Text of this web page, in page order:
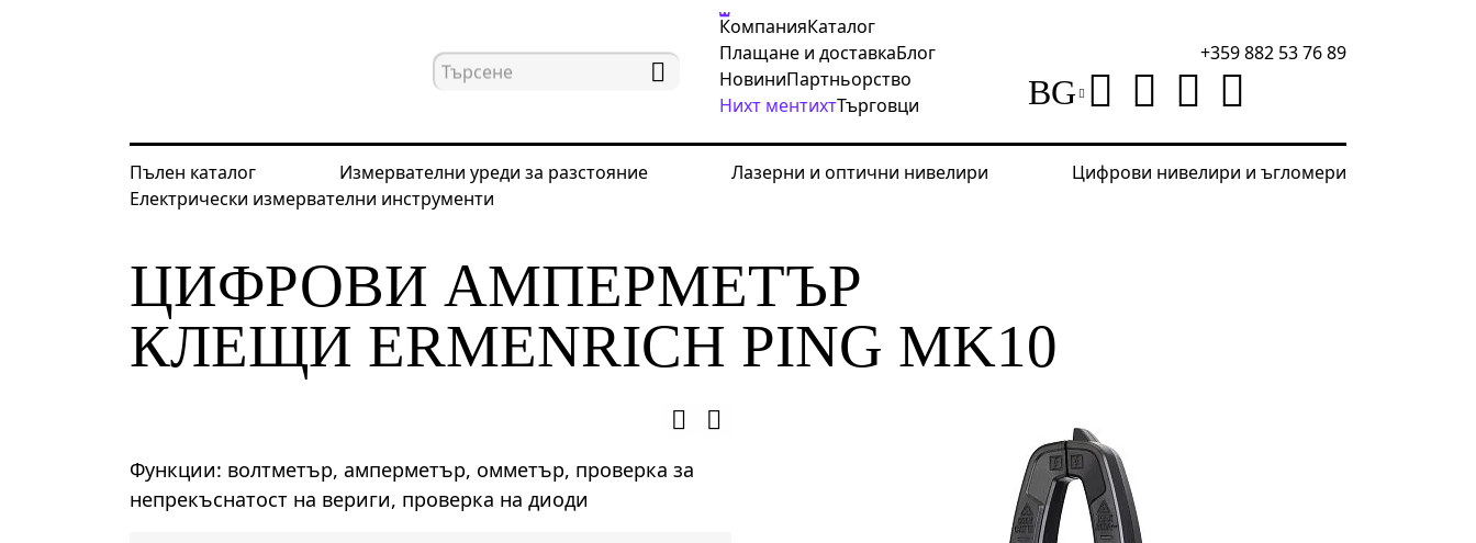
КомпанияКаталог
Плащане и доставкаБлог
НовиниПартньорство
Нихт ментихтТърговци
+359 882 53 76 89
BG
Пълен каталог Измервателни уреди за разстояние Лазерни и оптични нивелири
Цифрови нивелири и ъгломери
Електрически измервателни инструменти
Начална страница Каталог Електрически измервателни инструменти
ЦИФРОВИ АМПЕРМЕТЪР
КЛЕЩИ ERMENRICH PING MK10
Функции: волтметър, амперметър, омметър, проверка за
непрекъснатост на вериги, проверка на диоди